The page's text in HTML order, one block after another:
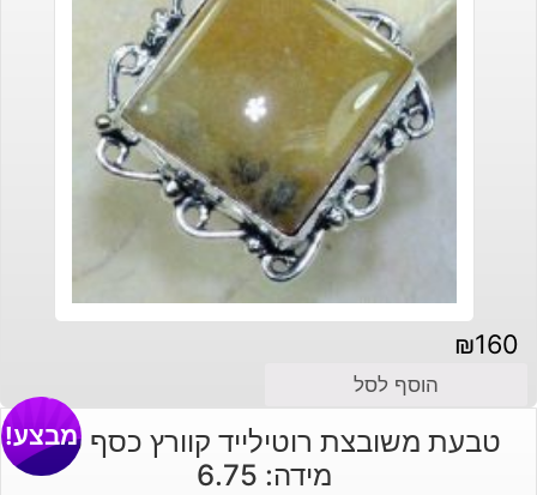
₪160
הוסף לסל
טבעת משובצת רוטילייד קוורץ כסף 925
מידה: 6.75
מבצע!